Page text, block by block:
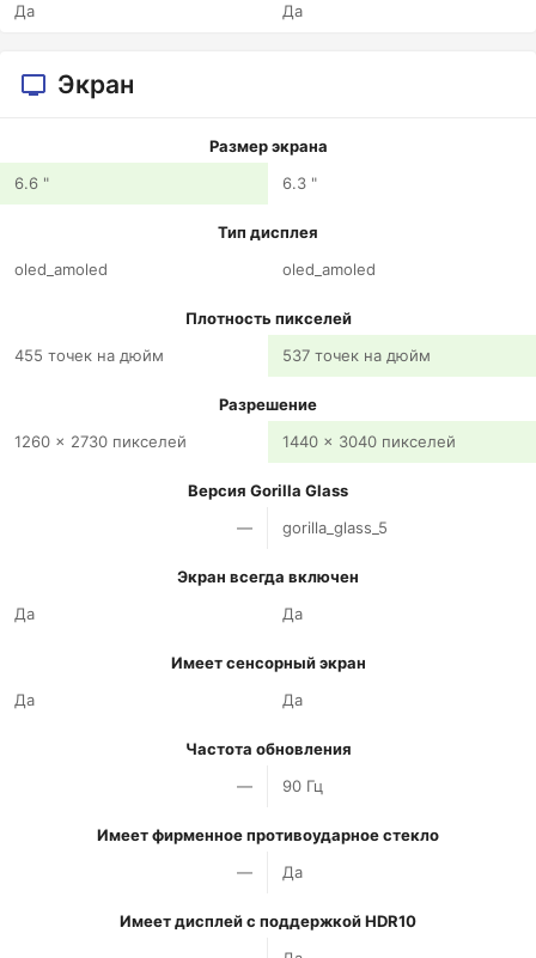
Да
Да
Экран
Размер экрана
6.6 "
6.3 "
Тип дисплея
oled_amoled
oled_amoled
Плотность пикселей
455 точек на дюйм
537 точек на дюйм
Разрешение
1260 x 2730 пикселей
1440 x 3040 пикселей
Версия Gorilla Glass
—
gorilla_glass_5
Экран всегда включен
Да
Да
Имеет сенсорный экран
Да
Да
Частота обновления
—
90 Гц
Имеет фирменное противоударное стекло
—
Да
Имеет дисплей с поддержкой HDR10